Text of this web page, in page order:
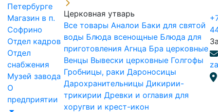
Петербурге
Магазин в п.
Софрино
Отдел кадров
Отдел
снабжения
Музей завода
О
предприятии
Церковная утварь
Все товары Аналои Баки для святой
воды Блюда всенощные Блюда для
приготовления Агнца Бра церковные
Венцы Вывески церковные Голгофы
Гробницы, раки Дароносицы
Дарохранительницы Дикирии-
трикирии Древки и оглавия для
хоругви и крест-икон